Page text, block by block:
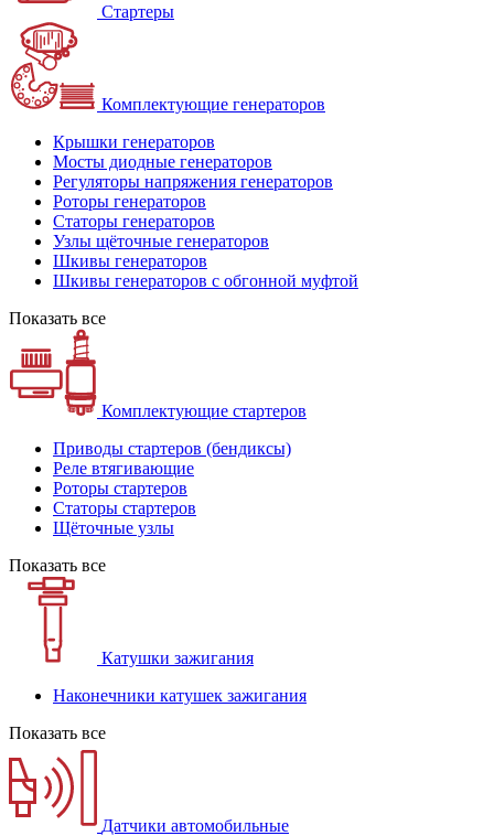
Стартеры
Комплектующие генераторов
Крышки генераторов
Мосты диодные генераторов
Регуляторы напряжения генераторов
Роторы генераторов
Статоры генераторов
Узлы щёточные генераторов
Шкивы генераторов
Шкивы генераторов с обгонной муфтой
Показать все
Комплектующие стартеров
Приводы стартеров (бендиксы)
Реле втягивающие
Роторы стартеров
Статоры стартеров
Щёточные узлы
Показать все
Катушки зажигания
Наконечники катушек зажигания
Показать все
Датчики автомобильные